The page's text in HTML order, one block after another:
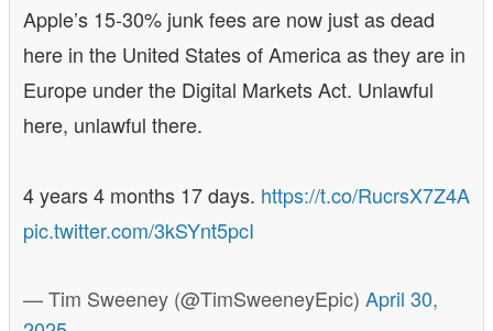
Apple’s 15-30% junk fees are now just as dead
here in the United States of America as they are in
Europe under the Digital Markets Act. Unlawful
here, unlawful there.
4 years 4 months 17 days. https://t.co/RucrsX7Z4A
pic.twitter.com/3kSYnt5pcI
— Tim Sweeney (@TimSweeneyEpic) April 30,